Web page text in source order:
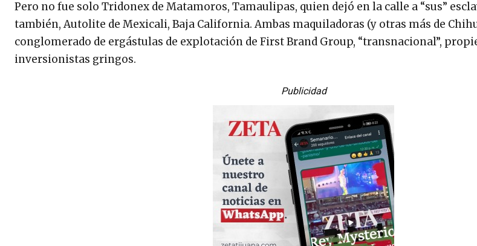
Pero no fue solo Tridonex de Matamoros, Tamaulipas, quien dejó en la calle a “sus”
también, Autolite de Mexicali, Baja California. Ambas maquiladoras (y otras más de
conglomerado de ergástulas de explotación de First Brand Group, “transnacional”,
inversionistas gringos.
Publicidad